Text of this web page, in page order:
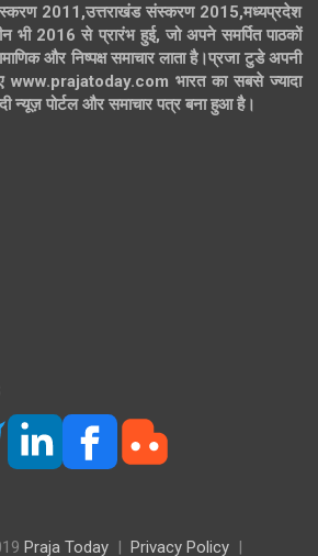
2011,उत्तराखंड संस्करण 2015,मध्यप्रदेश
2016 से प्रारंभ हुई, जो अपने समर्पित पाठकों
और निष्पक्ष समाचार लाता है।प्रजा टुडे अपनी
www.prajatoday.com भारत का सबसे ज्यादा
न्यूज़ पोर्टल और समाचार पत्र बना हुआ है।
Praja Today Privacy Policy